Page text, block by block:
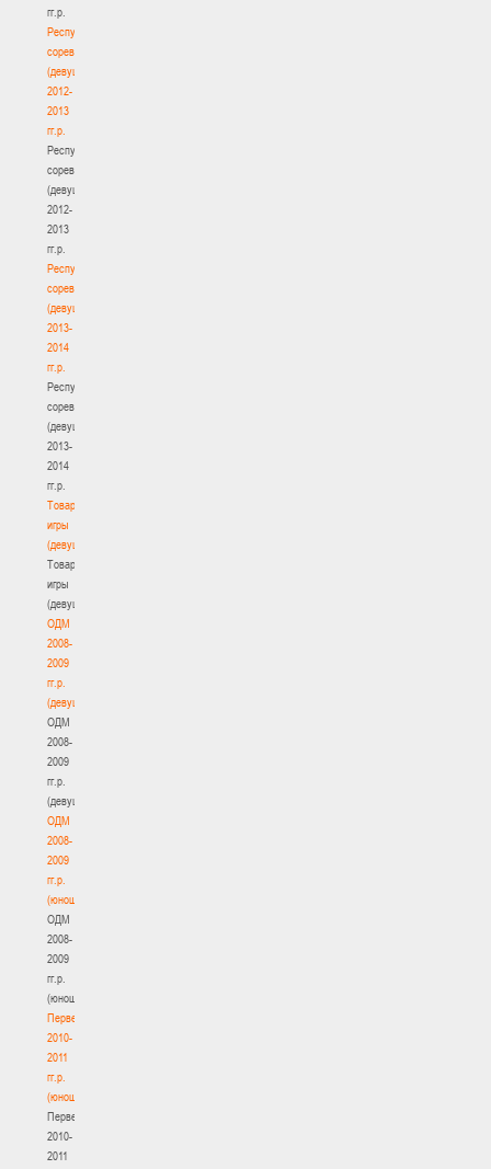
гг.р.
Республиканские
соревнования
(девушки)
2012-
2013
гг.р.
Республиканские
соревнования
(девушки)
2012-
2013
гг.р.
Республиканские
соревнования
(девушки)
2013-
2014
гг.р.
Республиканские
соревнования
(девушки)
2013-
2014
гг.р.
Товарищеские
игры
(девушки)
Товарищеские
игры
(девушки)
ОДМ
2008-
2009
гг.р.
(девушки)
ОДМ
2008-
2009
гг.р.
(девушки)
ОДМ
2008-
2009
гг.р.
(юноши)
ОДМ
2008-
2009
гг.р.
(юноши)
Первенство
2010-
2011
гг.р.
(юноши)
Первенство
2010-
2011